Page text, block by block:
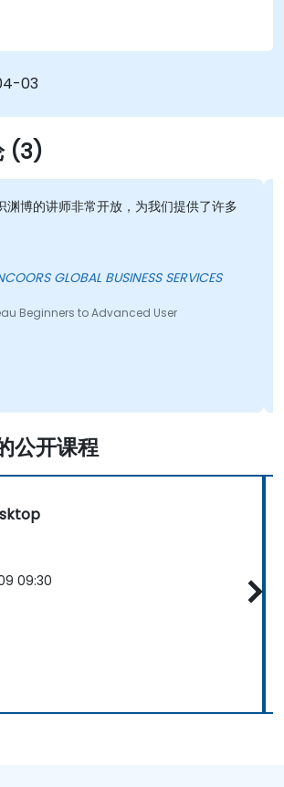
03
(3)
渊博的讲师非常开放，为我们提供了许多
Beginners to Advanced User
公开课程
09:30